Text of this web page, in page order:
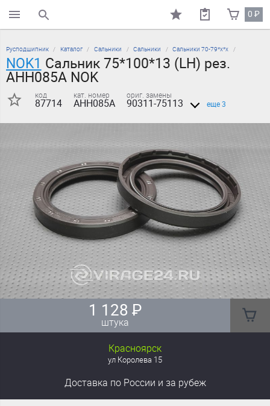
поиск по каталогу 0₽
Русподшипник Каталог Сальники Сальники Сальники 70-79*х*х
NOK1 Сальник 75*100*13 (LH) рез.
AHH085A NOK
код
87714
кат. номер
AHH085A
ориг. замены
90311-75113 еще 3
1 128 ₽
штука
Красноярск
ул Королева 15
Доставка по России и за рубеж